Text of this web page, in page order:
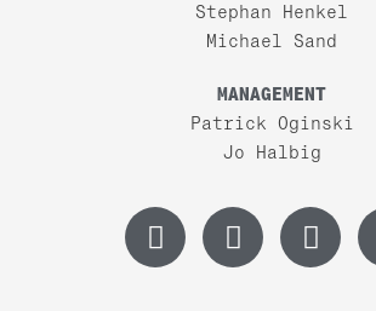
Stephan Henkel
Michael Sand
MANAGEMENT
Patrick Oginski
Jo Halbig
I
n
T
i
Y
o